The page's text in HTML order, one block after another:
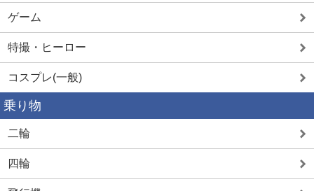
ゲーム
特撮・ヒーロー
コスプレ(一般)
乗り物
二輪
四輪